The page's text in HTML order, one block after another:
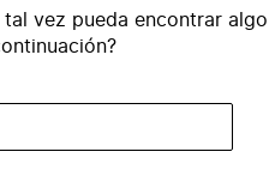
vez pueda encontrar algo